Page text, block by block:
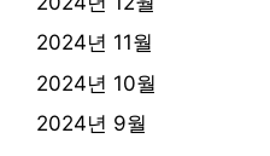
2024년 11월
2024년 10월
2024년 9월